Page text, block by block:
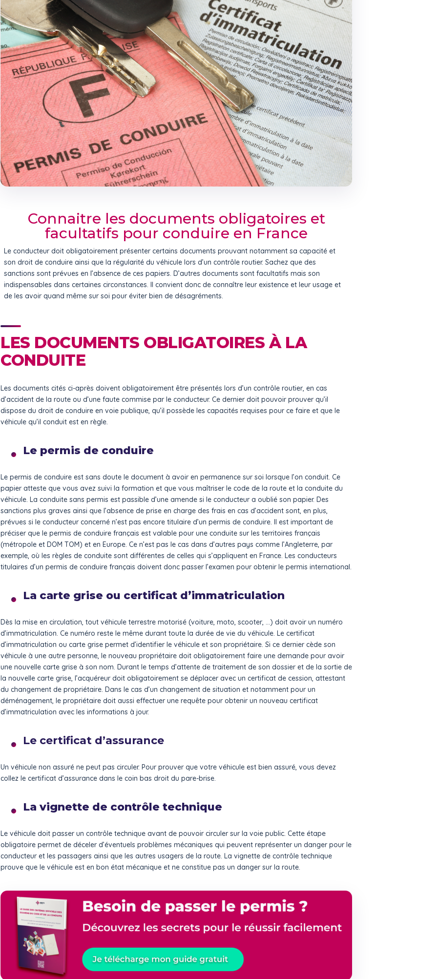
Connaitre les documents obligatoires et
facultatifs pour conduire en France
Le conducteur doit obligatoirement présenter certains documents prouvant notamment sa capacité et
son droit de conduire ainsi que la régularité du véhicule lors d’un contrôle routier. Sachez que des
sanctions sont prévues en l’absence de ces papiers. D’autres documents sont facultatifs mais son
indispensables dans certaines circonstances. Il convient donc de connaître leur existence et leur usage et
de les avoir quand même sur soi pour éviter bien de désagréments.
LES DOCUMENTS OBLIGATOIRES À LA
CONDUITE
Les documents cités ci-après doivent obligatoirement être présentés lors d’un contrôle routier, en cas
d’accident de la route ou d’une faute commise par le conducteur. Ce dernier doit pouvoir prouver qu’il
dispose du droit de conduire en voie publique, qu’il possède les capacités requises pour ce faire et que le
véhicule qu’il conduit est en règle.
Le permis de conduire
Le permis de conduire est sans doute le document à avoir en permanence sur soi lorsque l’on conduit. Ce
papier atteste que vous avez suivi la formation et que vous maîtriser le code de la route et la conduite du
véhicule. La conduite sans permis est passible d’une amende si le conducteur a oublié son papier. Des
sanctions plus graves ainsi que l’absence de prise en charge des frais en cas d’accident sont, en plus,
prévues si le conducteur concerné n’est pas encore titulaire d’un permis de conduire. Il est important de
préciser que le permis de conduire français est valable pour une conduite sur les territoires français
(métropole et DOM TOM) et en Europe. Ce n’est pas le cas dans d’autres pays comme l’Angleterre, par
exemple, où les règles de conduite sont différentes de celles qui s’appliquent en France. Les conducteurs
titulaires d’un permis de conduire français doivent donc passer l’examen pour obtenir le permis international.
La carte grise ou certificat d’immatriculation
Dès la mise en circulation, tout véhicule terrestre motorisé (voiture, moto, scooter, …) doit avoir un numéro
d’immatriculation. Ce numéro reste le même durant toute la durée de vie du véhicule. Le certificat
d’immatriculation ou carte grise permet d’identifier le véhicule et son propriétaire. Si ce dernier cède son
véhicule à une autre personne, le nouveau propriétaire doit obligatoirement faire une demande pour avoir
une nouvelle carte grise à son nom. Durant le temps d’attente de traitement de son dossier et de la sortie de
la nouvelle carte grise, l’acquéreur doit obligatoirement se déplacer avec un certificat de cession, attestant
du changement de propriétaire. Dans le cas d’un changement de situation et notamment pour un
déménagement, le propriétaire doit aussi effectuer une requête pour obtenir un nouveau certificat
d’immatriculation avec les informations à jour.
Le certificat d’assurance
Un véhicule non assuré ne peut pas circuler. Pour prouver que votre véhicule est bien assuré, vous devez
collez le certificat d’assurance dans le coin bas droit du pare-brise.
La vignette de contrôle technique
Le véhicule doit passer un contrôle technique avant de pouvoir circuler sur la voie public. Cette étape
obligatoire permet de déceler d’éventuels problèmes mécaniques qui peuvent représenter un danger pour le
conducteur et les passagers ainsi que les autres usagers de la route. La vignette de contrôle technique
prouve que le véhicule est en bon état mécanique et ne constitue pas un danger sur la route.